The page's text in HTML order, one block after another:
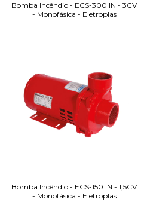
Bomba Incêndio - ECS-300 IN - 3CV
- Monofásica - Eletroplas
Bomba Incêndio - ECS-150 IN - 1,5CV
- Monofásica - Eletroplas